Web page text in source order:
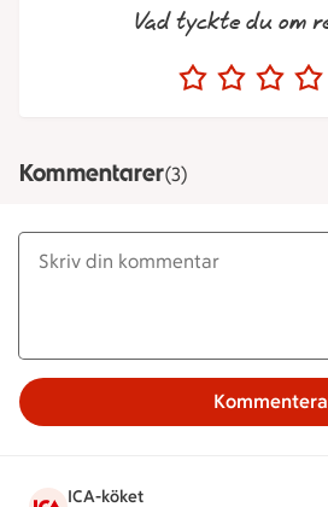
Vad tyckte du om
Kommentarer(3)
Kommentera
ICA-köket